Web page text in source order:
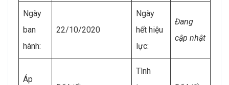
Ngày
ban
hành:
22/10/2020
Ngày
hết hiệu
lực:
Đang
cập nhật
Áp
Tình